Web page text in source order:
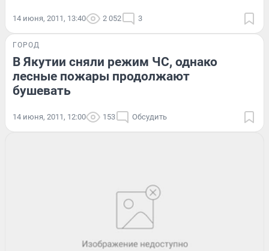
14 июня, 2011, 13:40 2 052 3
ГОРОД
В Якутии сняли режим ЧС, однако
лесные пожары продолжают
бушевать
14 июня, 2011, 12:00 153 Обсудить